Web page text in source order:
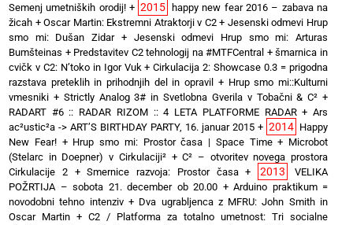
Semenj umetniških orodij!+ 2015
happy new fear 2016 – zabava na
žicah +Oscar Martin: Ekstremni Atraktorji v C2+ Jesenski odmevi Hrup
smo mi: Dušan Zidar+ Jesenski odmevi Hrup smo mi: Arturas
Bumšteinas + Predstavitev C2 tehnologij na #MTFCentral +šmarnica in
cvičk v C2: N’toko in Igor Vuk+Cirkulacija 2: Showcase 0.3 = prigodna
razstava preteklih in prihodnjih del in opravil + Hrup smo mi::Kulturni
vmesniki + Strictly Analog 3# in Svetlobna Gverila v Tobačni & C² +
RADART #6 :: RADAR RIZOM :: 4 LETA PLATFORME RADAR+Ars
ac²ustic²a -> ART’S BIRTHDAY PARTY, 16. januar 2015 + 2014 Happy
New Fear!+ Hrup smo mi: Prostor časa | Space Time+ Microbot
(Stelarc in Doepner) v Cirkulaciji²+C² – otvoritev novega prostora
Cirkulacije 2+Smernice razvoja: Prostor časa+ 2013
VELIKA
POŽRTIJA – sobota 21. december ob 20.00 + Arduino praktikum =
novodobni tehno intenziv+ Dva ugrabljenca z MFRU: John Smith in
Oscar Martin + C2 / Platforma za totalno umetnost: Tri socialne